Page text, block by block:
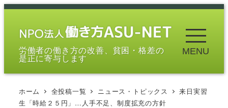
メ
労働者の働き方の改善、貧困・格差の
是正に寄与します
MENU
ホーム 全投稿一覧 ニュース・トピックス
来日実習
生「時給２５円」…人手不足、制度拡充の方針